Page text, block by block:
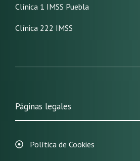
Clínica 1 IMSS Puebla
Clínica 222 IMSS
Páginas legales
Política de Cookies